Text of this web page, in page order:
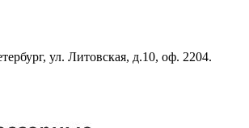
ул. Литовская, д.10, оф. 2204.